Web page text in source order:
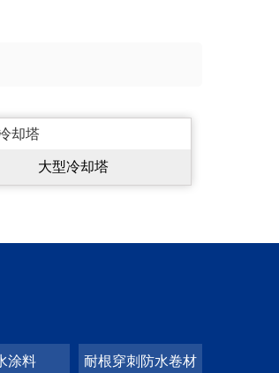
大型冷却塔
涂料 耐根穿刺防水卷材